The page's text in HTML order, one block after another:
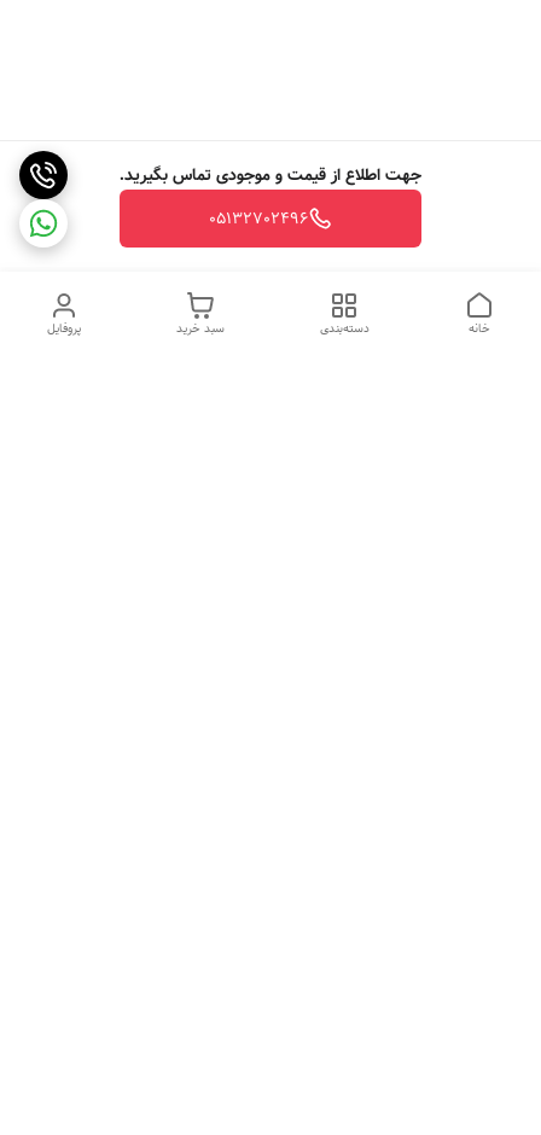
جهت اطلاع از قیمت و موجودی تماس بگیرید.
05132702496
پروفایل سبد خرید دسته‌بندی خانه